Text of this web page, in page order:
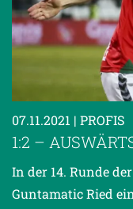
07.11.2021 | PROFIS
1:2 –
In der 14. Runde
Guntamatic Ried